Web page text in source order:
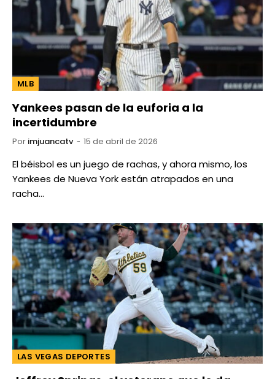
MLB
Yankees pasan de la euforia a la
incertidumbre
Por imjuancatv 15 de abril de 2026
El béisbol es un juego de rachas, y ahora mismo, los
Yankees de Nueva York están atrapados en una
racha…
LAS VEGAS DEPORTES